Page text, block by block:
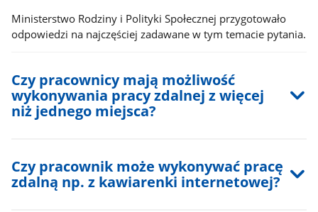
Ministerstwo Rodziny i Polityki Społecznej przygotowało
odpowiedzi na najczęściej zadawane w tym temacie pytania.
Czy pracownicy mają możliwość
wykonywania pracy zdalnej z więcej
niż jednego miejsca?
Czy pracownik może wykonywać pracę
zdalną np. z kawiarenki internetowej?